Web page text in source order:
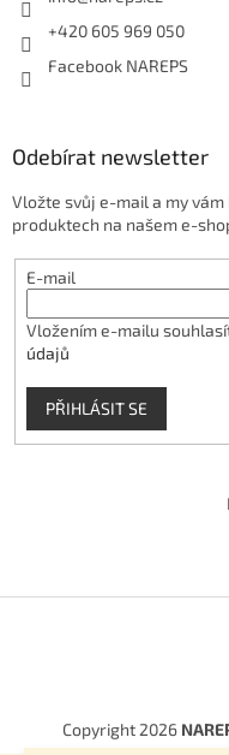
+420 605 969 050
Facebook NAREPS
Odebírat newsletter
Vložte svůj e-mail a my
produktech na našem e-
E-mail
Vložením e-mailu
údajů
PŘIHLÁSIT SE
Copyright 2026